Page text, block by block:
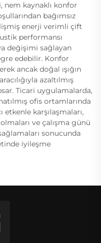
kaynaklı konfor
bağımsız
enerji verimli çift
performansı
değişimi sağlayan
edebilir. Konfor
ancak doğal ışığın
azaltılmış
Ticari uygulamalarda,
ofis ortamlarında
etkenle karşılaşmaları,
ve çalışma günü
sonucunda
iyileşme